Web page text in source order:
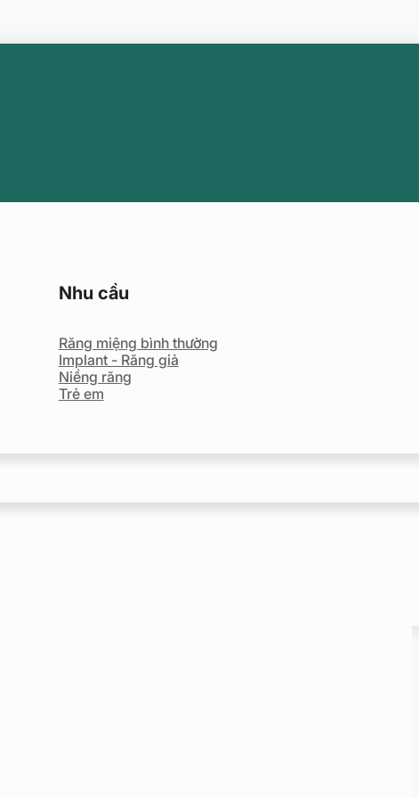
Nhu cầu
Răng miệng bình thường
Implant - Răng giả
Niềng răng
Trẻ em